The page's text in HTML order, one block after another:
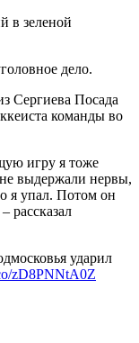
в зеленой
дело.
Сергиева Посада
команды во
игру я тоже
выдержали нервы,
я упал. Потом он
рассказал
ударил
zD8PNNtA0Z